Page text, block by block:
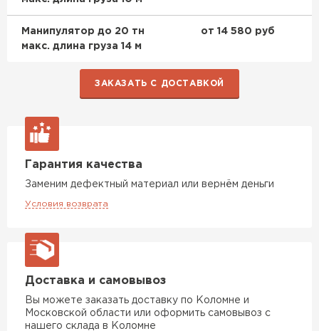
Манипулятор до 20 тн
макс. длина груза 14 м
от 14 580 руб
ЗАКАЗАТЬ С ДОСТАВКОЙ
Гарантия качества
Заменим дефектный материал или вернём деньги
Условия возврата
Доставка и самовывоз
Вы можете заказать доставку по Коломне и
Московской области или оформить самовывоз с
нашего склада в Коломне
ПЕРЕЙТИ